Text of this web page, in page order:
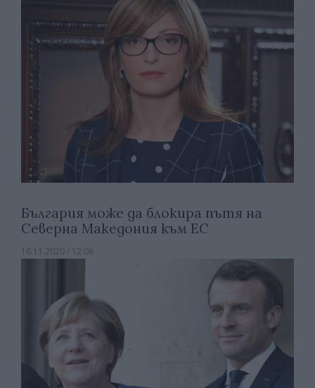
България може да блокира пътя на
Северна Македония към ЕС
16.11.2020 / 12:08